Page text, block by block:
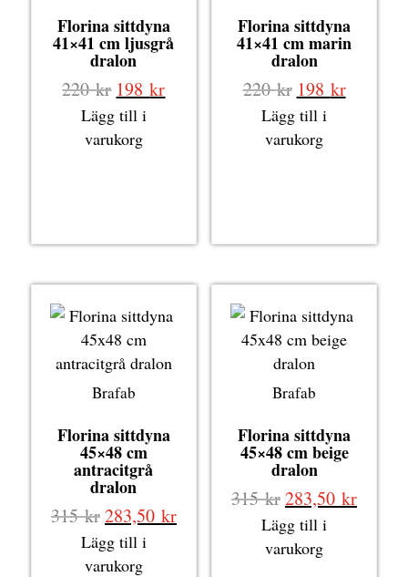
Florina sittdyna
41×41 cm ljusgrå
dralon
220kr Det
ursprungliga
priset
198krDet
Lägg till i
varukorg
Florina sittdyna
41×41 cm marin
dralon
220kr Det
ursprungliga
priset
198 krDet
Lägg till i
varukorg
Brafab
Florina sittdyna
45×48 cm
antracitgrå
dralon
315krDet
ursprungliga
priset
283,50 krDet
Lägg till i
varukorg
Brafab
Florina sittdyna
45×48 cm beige
dralon
315krDet
ursprungliga
priset
283,50 krDet
Lägg till i
varukorg